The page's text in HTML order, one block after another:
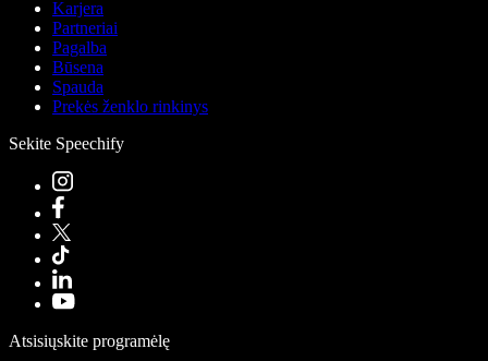
Karjera
Partneriai
Pagalba
Būsena
Spauda
Prekės ženklo rinkinys
Sekite Speechify
Atsisiųskite programėlę